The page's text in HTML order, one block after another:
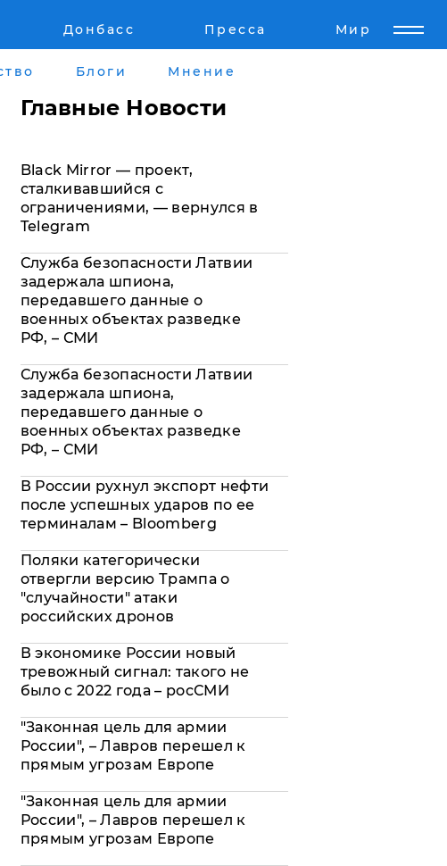
Донбасс Пресса Мир
Пресс-релизы
Блоги Мнение
Главные Новости
Black Mirror — проект,
сталкивавшийся с
ограничениями, — вернулся в
Telegram
Служба безопасности Латвии
задержала шпиона,
передавшего данные о
военных объектах разведке
РФ, – СМИ
Служба безопасности Латвии
задержала шпиона,
передавшего данные о
военных объектах разведке
РФ, – СМИ
В России рухнул экспорт нефти
после успешных ударов по ее
терминалам – Bloomberg
Поляки категорически
отвергли версию Трампа о
"случайности" атаки
российских дронов
В экономике России новый
тревожный сигнал: такого не
было с 2022 года – росСМИ
"Законная цель для армии
России", – Лавров перешел к
прямым угрозам Европе
"Законная цель для армии
России", – Лавров перешел к
прямым угрозам Европе